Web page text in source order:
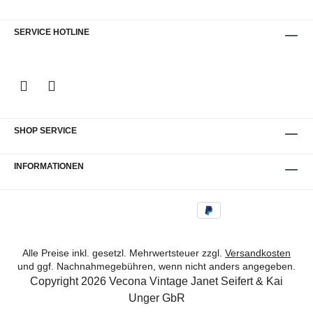
Germany"Obermaterial aus 100%
Sommermode der 1920er bis 40er Jahre,
Viskose mit dem klassischen 8-Panel-Schnitt.
sie zum perfekten Begleiter für helle Anzüge
Leichtigkeit müssen Sie nicht auf die
gefüttert und mit einem Lederschweißband
Temperaturen für ein angenehmes
Tragegefühl sorgt. Ein Must-have für den
stilbewussten Auftritt beim sommerlichen
Gartenfest oder dem Picknick im Park.
SERVICE HOTLINE
SHOP SERVICE
INFORMATIONEN
Alle Preise inkl. gesetzl. Mehrwertsteuer zzgl. Versandkosten
und ggf. Nachnahmegebühren, wenn nicht anders angegeben.
Copyright 2026 Vecona Vintage Janet Seifert & Kai
Unger GbR